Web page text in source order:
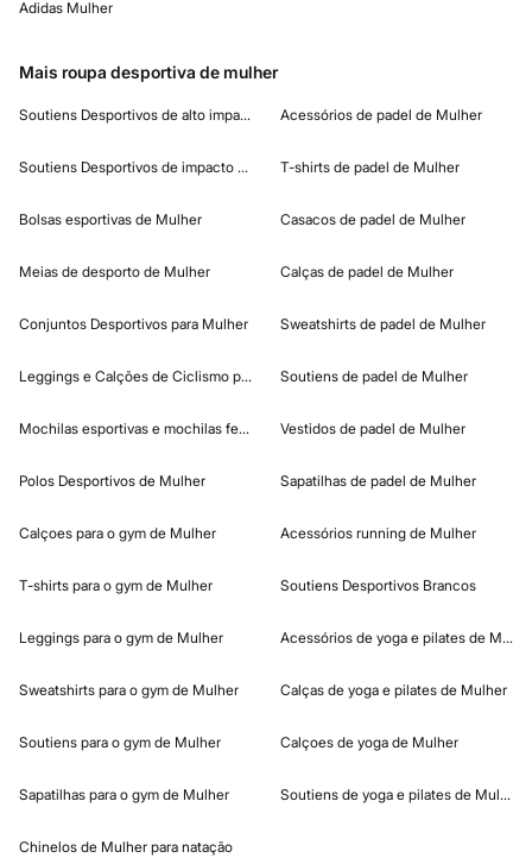
Adidas Mulher
Mais roupa desportiva de mulher
Soutiens Desportivos de alto impacto
Soutiens Desportivos de impacto baixo
Bolsas esportivas de Mulher
Meias de desporto de Mulher
Conjuntos Desportivos para Mulher
Leggings e Calções de Ciclismo para Mulher
Mochilas esportivas e mochilas femininas
Polos Desportivos de Mulher
Calçoes para o gym de Mulher
T-shirts para o gym de Mulher
Leggings para o gym de Mulher
Sweatshirts para o gym de Mulher
Soutiens para o gym de Mulher
Sapatilhas para o gym de Mulher
Chinelos de Mulher para natação
Acessórios de padel de Mulher
T-shirts de padel de Mulher
Casacos de padel de Mulher
Calças de padel de Mulher
Sweatshirts de padel de Mulher
Soutiens de padel de Mulher
Vestidos de padel de Mulher
Sapatilhas de padel de Mulher
Acessórios running de Mulher
Soutiens Desportivos Brancos
Acessórios de yoga e pilates de
Calças de yoga e pilates de Mulher
Calçoes de yoga de Mulher
Soutiens de yoga e pilates de Mulher